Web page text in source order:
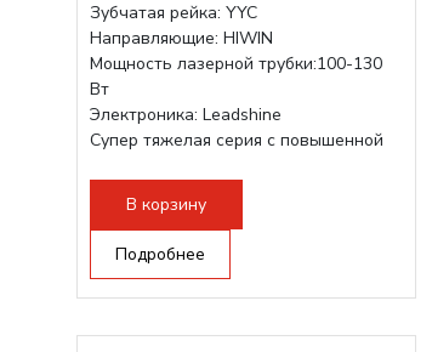
Зубчатая рейка: YYC
Направляющие: HIWIN
Мощность лазерной трубки:100-130
Вт
Электроника: Leadshine
Супер тяжелая серия с повышенной
В корзину
Подробнее